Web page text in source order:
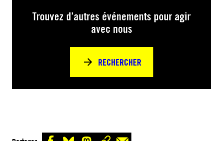
Trouvez d’autres événements pour agir
avec nous
RECHERCHER